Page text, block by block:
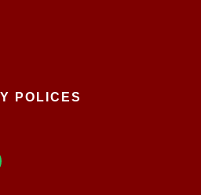
POLICES